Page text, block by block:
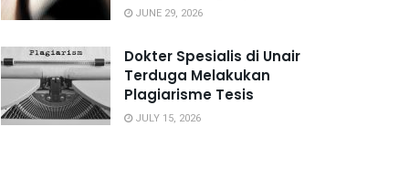
JUNE 29, 2026
Dokter Spesialis di Unair
Terduga Melakukan
Plagiarisme Tesis
JULY 15, 2026